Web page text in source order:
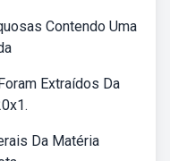
Contendo Uma
Extraídos Da
Da Matéria